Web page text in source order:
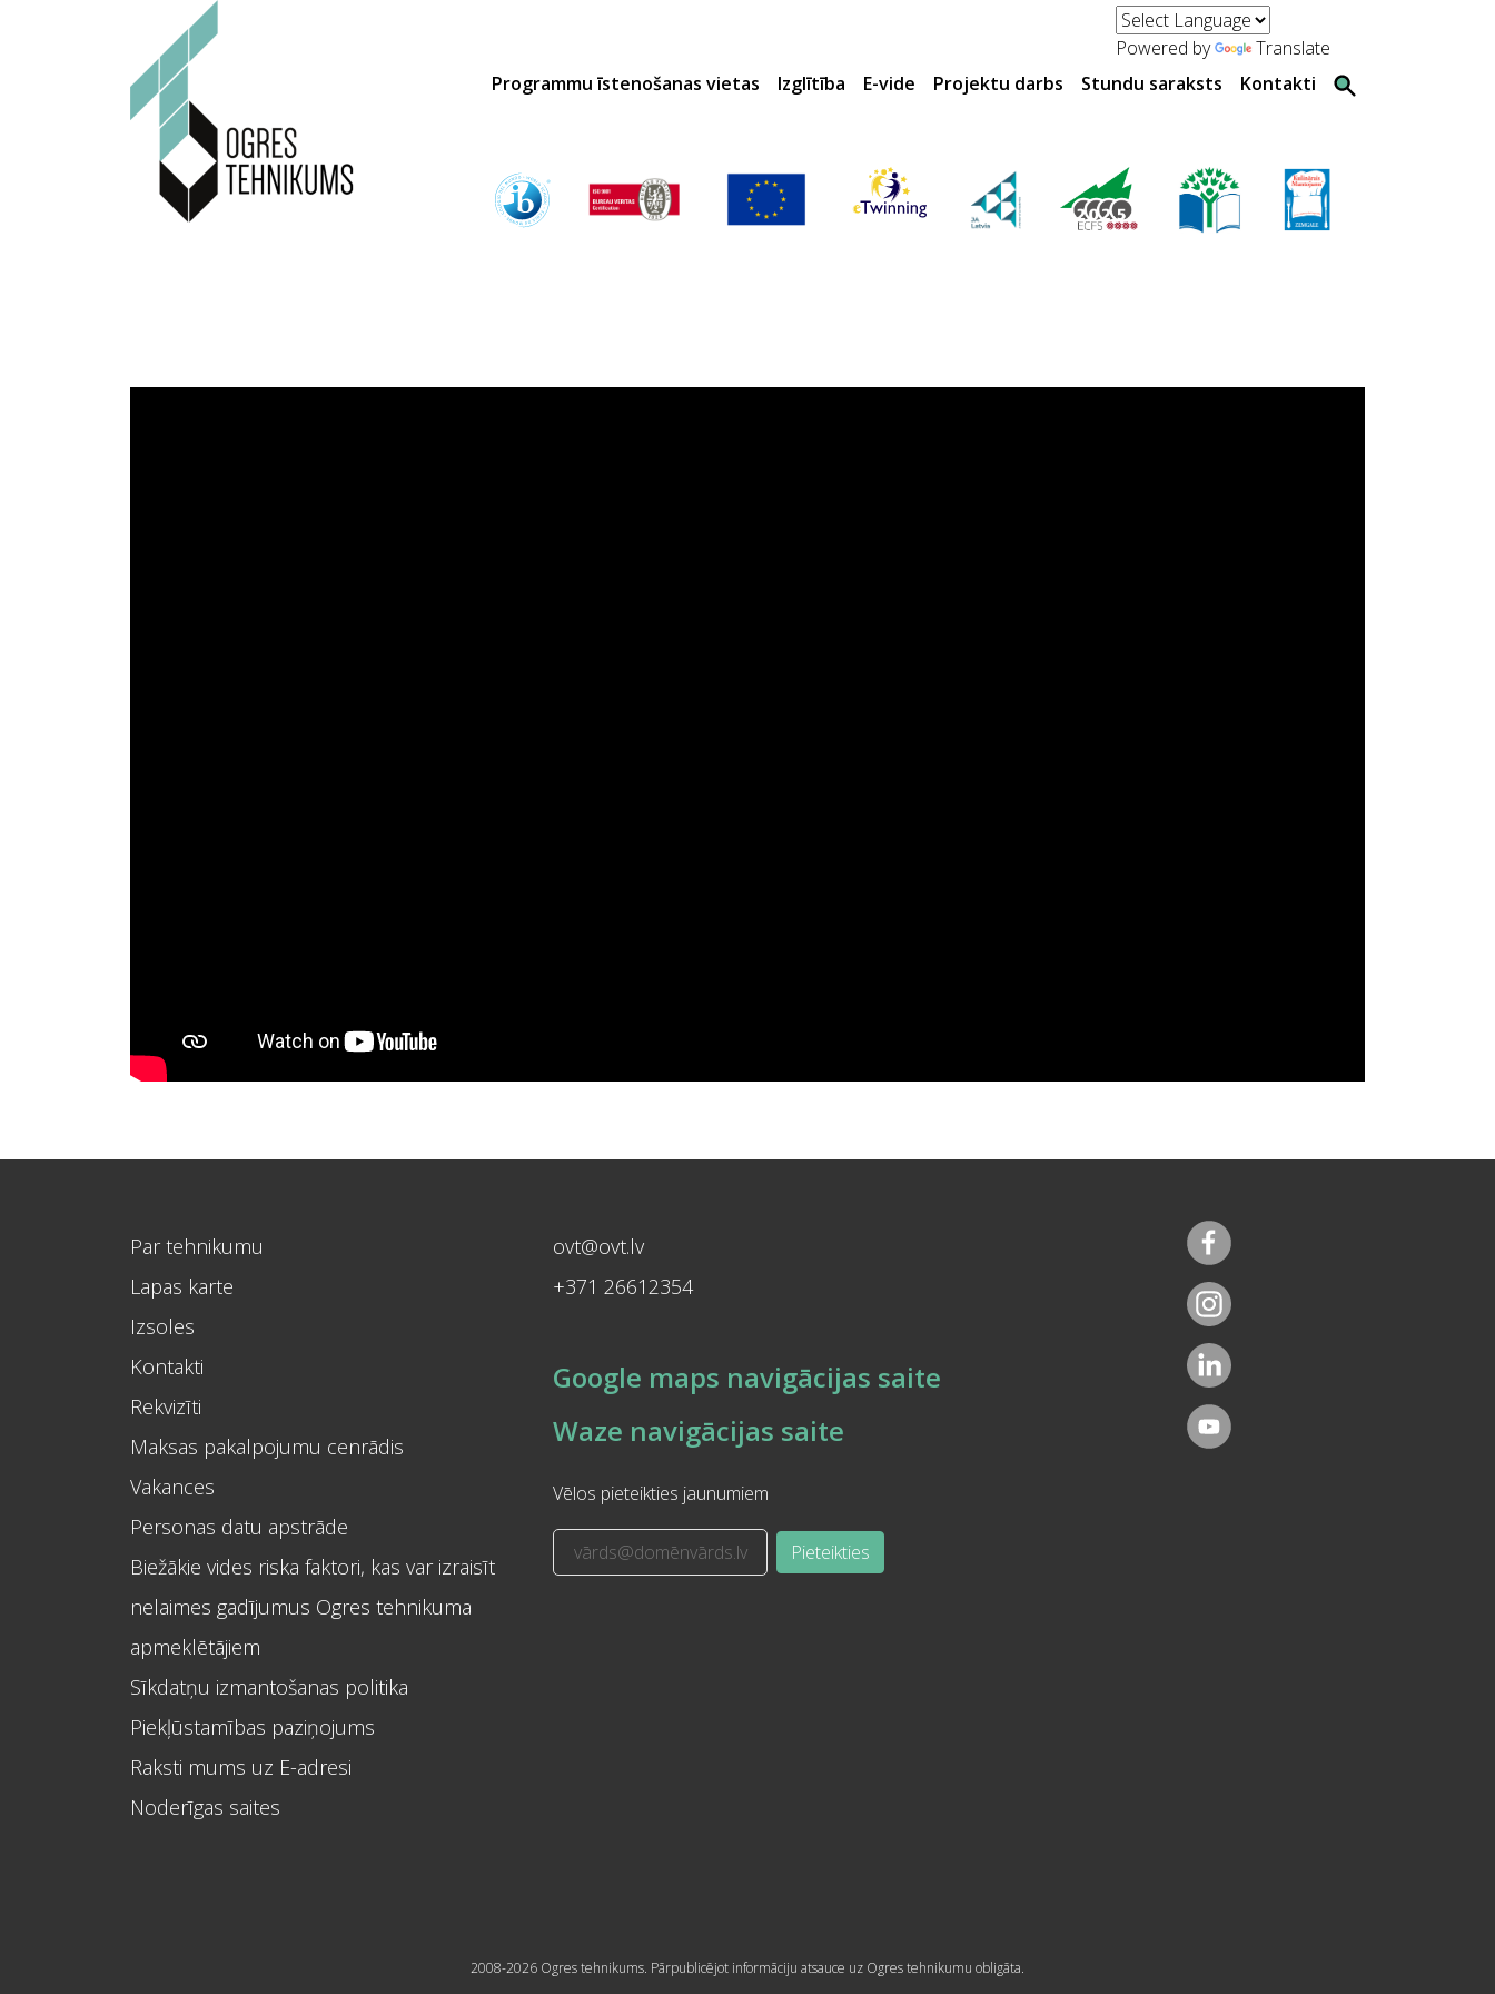
Powered by
Translate
Programmu īstenošanas vietas
Izglītība E-vide Projektu darbs Stundu saraksts Kontakti
Par tehnikumu
Lapas karte
Izsoles
Kontakti
Rekvizīti
Maksas pakalpojumu cenrādis
Vakances
Personas datu apstrāde
Biežākie vides riska faktori, kas var izraisīt
nelaimes gadījumus Ogres tehnikuma
apmeklētājiem
Sīkdatņu izmantošanas politika
Piekļūstamības paziņojums
Raksti mums uz E-adresi
Noderīgas saites
ovt@ovt.lv
+371 26612354
Google maps navigācijas saite
Waze navigācijas saite
Vēlos pieteikties jaunumiem
Pieteikties
2008-2026 Ogres tehnikums. Pārpublicējot informāciju atsauce uz Ogres tehnikumu obligāta.